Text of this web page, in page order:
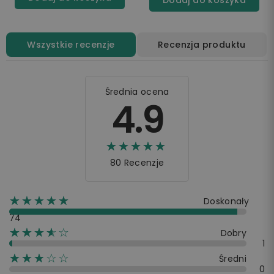
Wszystkie recenzje Recenzja produktu
Średnia ocena
4.9
☆☆☆☆☆
★★★★★
80 Recenzje
☆☆☆☆☆
★★★★★
Doskonały
74
☆☆☆☆☆
★★★★
Dobry
1
☆☆☆☆☆
★★★
Średni
0